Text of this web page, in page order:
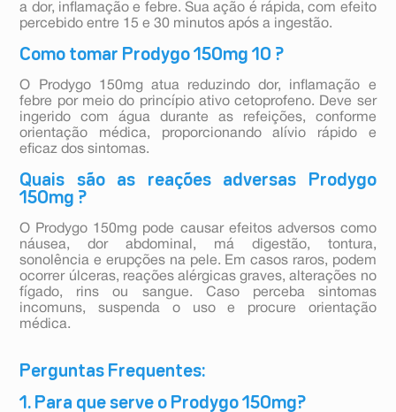
a dor, inflamação e febre. Sua ação é rápida, com efeito
percebido entre 15 e 30 minutos após a ingestão.
Como tomar Prodygo 150mg 10 ?
O Prodygo 150mg atua reduzindo dor, inflamação e
febre por meio do princípio ativo cetoprofeno. Deve ser
ingerido com água durante as refeições, conforme
orientação médica, proporcionando alívio rápido e
eficaz dos sintomas.
Quais são as reações adversas Prodygo
150mg ?
O Prodygo 150mg pode causar efeitos adversos como
náusea, dor abdominal, má digestão, tontura,
sonolência e erupções na pele. Em casos raros, podem
ocorrer úlceras, reações alérgicas graves, alterações no
fígado, rins ou sangue. Caso perceba sintomas
incomuns, suspenda o uso e procure orientação
médica.
Perguntas Frequentes:
1. Para que serve o Prodygo 150mg?